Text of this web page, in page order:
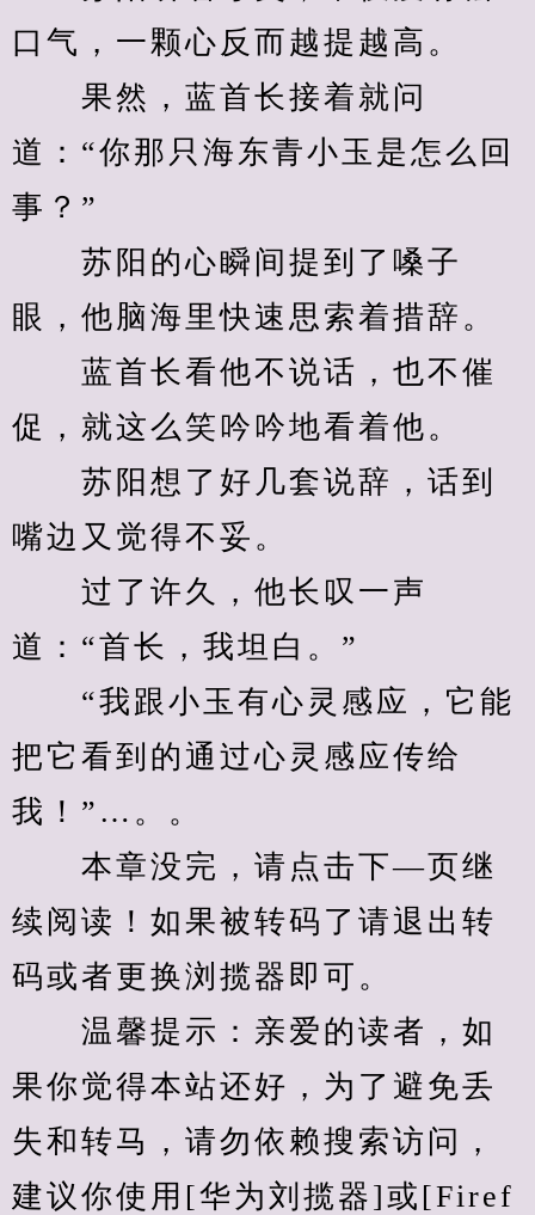
口气，一颗心反而越提越高。
果然，蓝首长接着就问
道：“你那只海东青小玉是怎么回
事？”
苏阳的心瞬间提到了嗓子
眼，他脑海里快速思索着措辞。
蓝首长看他不说话，也不催
促，就这么笑吟吟地看着他。
苏阳想了好几套说辞，话到
嘴边又觉得不妥。
过了许久，他长叹一声
道：“首长，我坦白。”
“我跟小玉有心灵感应，它能
把它看到的通过心灵感应传给
我！”…。。
本章没完，请点击下—页继
续阅读！如果被转码了请退出转
码或者更换浏揽器即可。
温馨提示：亲爱的读者，如
果你觉得本站还好，为了避免丢
失和转马，请勿依赖搜索访问，
建议你使用[华为刘揽器]或[Firef